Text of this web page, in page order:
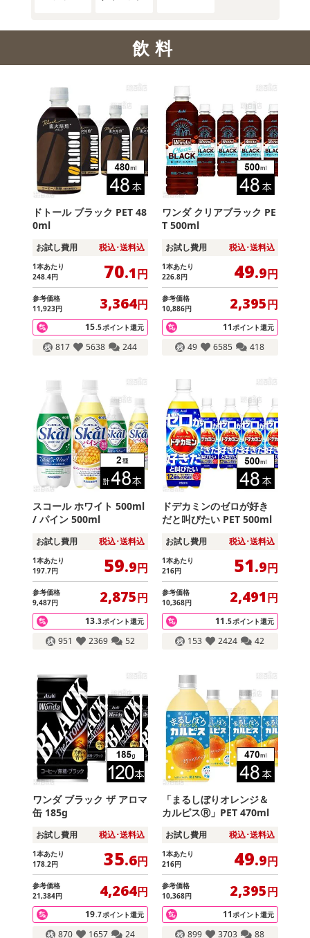
飲料
ドトール ブラック PET 48
0ml
お試し費用 税込･送料込
1本あたり
248.4円 70.1円
参考価格
11,923円 3,364円
15.5ポイント還元
817 5638 244
ワンダ クリアブラック PE
T 500ml
お試し費用 税込･送料込
1本あたり
226.8円 49.9円
参考価格
10,886円 2,395円
11ポイント還元
49 6585 418
スコール ホワイト 500ml
/ パイン 500ml
お試し費用 税込･送料込
1本あたり
197.7円 59.9円
参考価格
9,487円 2,875円
13.3ポイント還元
951 2369 52
ドデカミンのゼロが好き
だと叫びたい PET 500ml
お試し費用 税込･送料込
1本あたり
216円 51.9円
参考価格
10,368円 2,491円
11 .5ポイント還元
153 2424 42
ワンダ ブラック ザ アロマ
缶 185g
お試し費用 税込･送料込
1本あたり
178.2円 35.6円
参考価格
21,384円 4,264円
19.7ポイント還元
870 1657 24
「まるしぼりオレンジ＆
カルピスⓇ」PET 470ml
お試し費用 税込･送料込
1本あたり
216円 49.9円
参考価格
10,368円 2,395円
11ポイント還元
899 3703 88